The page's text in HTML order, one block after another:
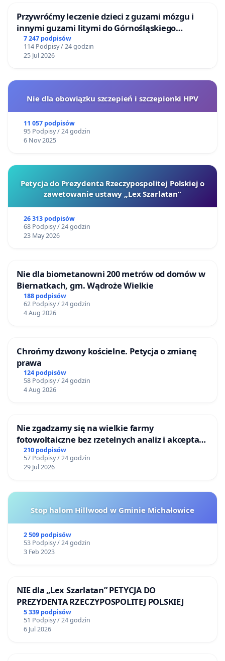
Przywróćmy leczenie dzieci z guzami mózgu i
innymi guzami litymi do Górnośląskiego
Centrum Zdrowia Dziecka w Katowicach
7 247 podpisów
114 Podpisy / 24 godzin
25 Jul 2026
Nie dla obowiązku szczepień i szczepionki HPV
11 057 podpisów
95 Podpisy / 24 godzin
6 Nov 2025
Petycja do Prezydenta Rzeczypospolitej Polskiej o
zawetowanie ustawy „Lex Szarlatan”
26 313 podpisów
68 Podpisy / 24 godzin
23 May 2026
Nie dla biometanowni 200 metrów od domów w
Biernatkach, gm. Wądroże Wielkie
188 podpisów
62 Podpisy / 24 godzin
4 Aug 2026
Chrońmy dzwony kościelne. Petycja o zmianę
prawa
124 podpisów
58 Podpisy / 24 godzin
4 Aug 2026
Nie zgadzamy się na wielkie farmy
fotowoltaiczne bez rzetelnych analiz i akceptacji
mieszkańców
210 podpisów
57 Podpisy / 24 godzin
29 Jul 2026
Stop halom Hillwood w Gminie Michałowice
2 509 podpisów
53 Podpisy / 24 godzin
3 Feb 2023
NIE dla „Lex Szarlatan” PETYCJA DO
PREZYDENTA RZECZYPOSPOLITEJ POLSKIEJ
5 339 podpisów
51 Podpisy / 24 godzin
6 Jul 2026